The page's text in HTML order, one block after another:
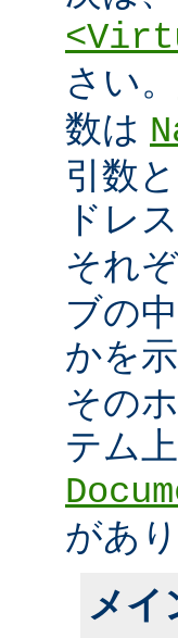
さい。
数は
引数
ドレ
それ
ブの
かを
その
テム
があ
メイ